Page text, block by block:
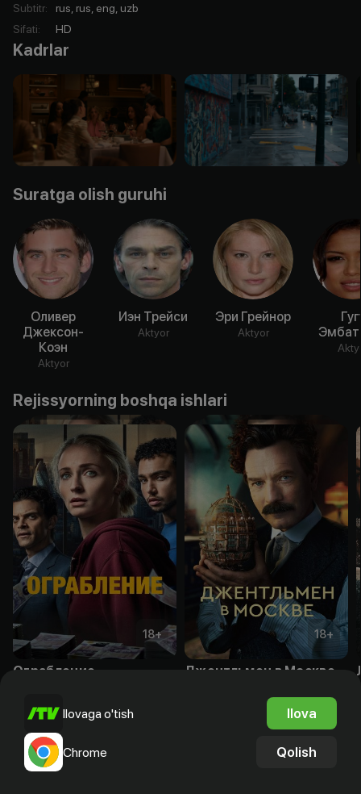
Subtitr:
rus, rus, eng, uzb
Sifati: HD
Kadrlar
Suratga olish guruhi
Оливер
Джексон-
Коэн
Aktyor
Иэн Трейси
Aktyor
Эри Грейнор
Aktyor
Rejissyorning boshqa ishlari
18+
Ограбление
18+
Джентльмен в Москве
Ilovaga o'tish Ilova
Chrome Qolish